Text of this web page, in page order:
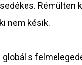
Rémülten
nem késik.